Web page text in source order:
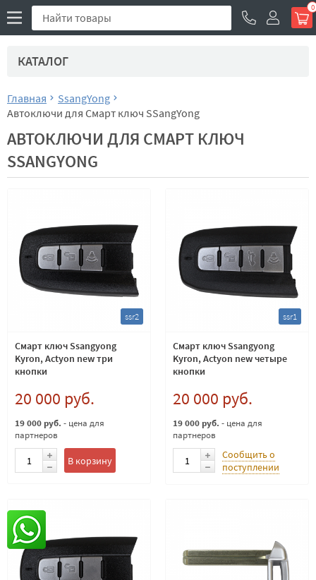
0
КАТАЛОГ
Главная
SsangYong
Автоключи для Смарт ключ SSangYong
АВТОКЛЮЧИ ДЛЯ СМАРТ КЛЮЧ
SSANGYONG
ssr2
Смарт ключ Ssangyong
Kyron, Actyon new три
кнопки
20 000 руб.
19 000 руб. - цена для
партнеров
В корзину
ssr1
Смарт ключ Ssangyong
Kyron, Actyon new четыре
кнопки
20 000 руб.
19 000 руб. - цена для
партнеров
Сообщить о
поступлении